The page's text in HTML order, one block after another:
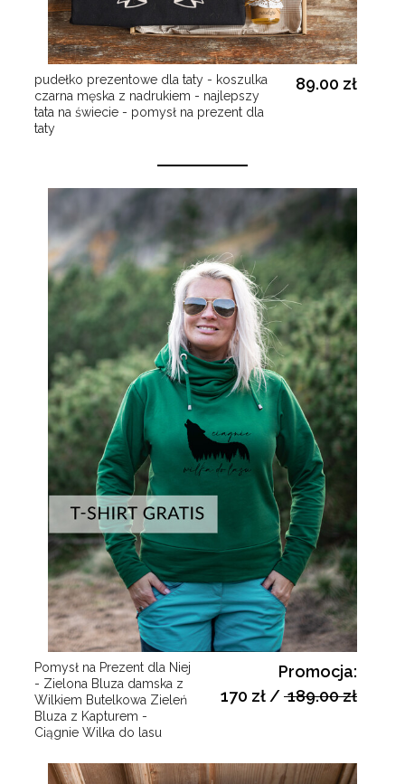
pudełko prezentowe dla taty - koszulka
czarna męska z nadrukiem - najlepszy
tata na świecie - pomysł na prezent dla
taty
89.00 zł
Pomysł na Prezent dla Niej
- Zielona Bluza damska z
Wilkiem Butelkowa Zieleń
Bluza z Kapturem -
Ciągnie Wilka do lasu
Promocja:
170 zł /189.00 zł